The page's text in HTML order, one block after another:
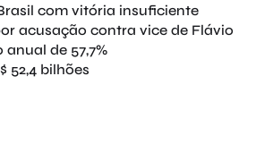
com vitória insuficiente
acusação contra vice de Flávio
de 57,7%
52,4 bilhões